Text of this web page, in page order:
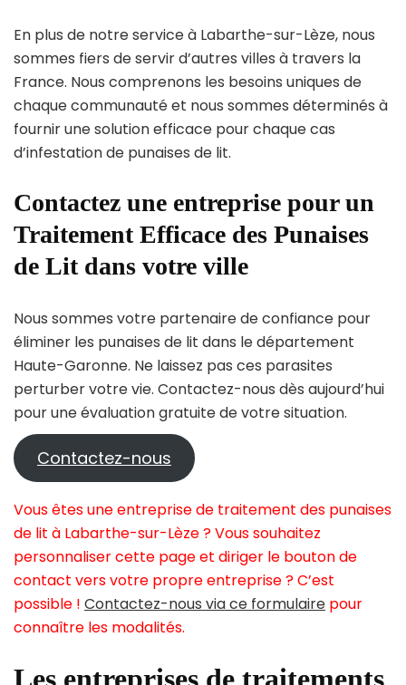
En plus de notre service à Labarthe-sur-Lèze, nous
sommes fiers de servir d’autres villes à travers la
France. Nous comprenons les besoins uniques de
chaque communauté et nous sommes déterminés à
fournir une solution efficace pour chaque cas
d’infestation de punaises de lit.
Contactez une entreprise pour un
Traitement Efficace des Punaises
de Lit dans votre ville
Nous sommes votre partenaire de confiance pour
éliminer les punaises de lit dans le département
Haute-Garonne. Ne laissez pas ces parasites
perturber votre vie. Contactez-nous dès aujourd’hui
pour une évaluation gratuite de votre situation.
Contactez-nous
Vous êtes une entreprise de traitement des punaises
de lit à Labarthe-sur-Lèze ? Vous souhaitez
personnaliser cette page et diriger le bouton de
contact vers votre propre entreprise ? C’est
possible ! Contactez-nous via ce formulaire pour
connaître les modalités.